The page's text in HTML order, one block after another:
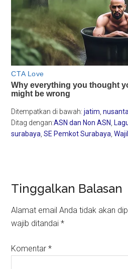
Ditempatkan di bawah:jatim ,
Ditag dengan:ASN dan Non ASN
surabaya ,SE Pemkot Surabaya ,
Reader
Interactions
Tinggalkan Balasan
Alamat email Anda tidak akan
wajib ditandai*
Komentar*